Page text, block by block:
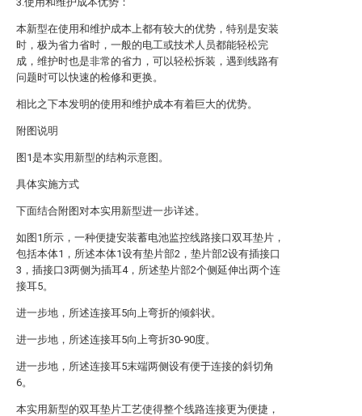
本新型在使用和维护成本上都有较大的优势，特别是安装
时，极为省力省时，一般的电工或技术人员都能轻松完
成，维护时也是非常的省力，可以轻松拆装，遇到线路有
问题时可以快速的检修和更换。
相比之下本发明的使用和维护成本有着巨大的优势。
附图说明
图1是本实用新型的结构示意图。
具体实施方式
下面结合附图对本实用新型进一步详述。
如图1所示，一种便捷安装蓄电池监控线路接口双耳垫片，
包括本体1，所述本体1设有垫片部2，垫片部2设有插接口
3，插接口3两侧为插耳4，所述垫片部2个侧延伸出两个连
接耳5。
进一步地，所述连接耳5向上弯折的倾斜状。
进一步地，所述连接耳5向上弯折30-90度。
进一步地，所述连接耳5末端两侧设有便于连接的斜切角
6。
本实用新型的双耳垫片工艺使得整个线路连接更为便捷，